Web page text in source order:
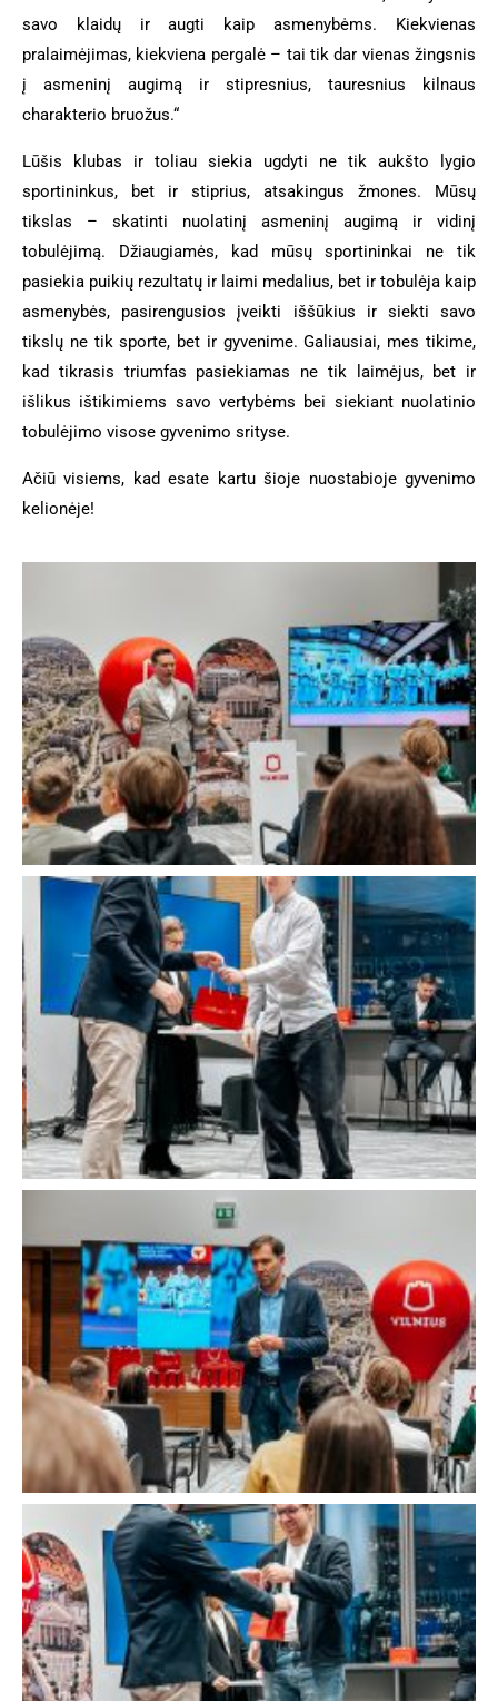
savo klaidų ir augti kaip asmenybėms. Kiekvienas
pralaimėjimas, kiekviena pergalė – tai tik dar vienas žingsnis
į asmeninį augimą ir stipresnius, tauresnius kilnaus
charakterio bruožus.“
Lūšis klubas ir toliau siekia ugdyti ne tik aukšto lygio
sportininkus, bet ir stiprius, atsakingus žmones. Mūsų
tikslas – skatinti nuolatinį asmeninį augimą ir vidinį
tobulėjimą. Džiaugiamės, kad mūsų sportininkai ne tik
pasiekia puikių rezultatų ir laimi medalius, bet ir tobulėja kaip
asmenybės, pasirengusios įveikti iššūkius ir siekti savo
tikslų ne tik sporte, bet ir gyvenime. Galiausiai, mes tikime,
kad tikrasis triumfas pasiekiamas ne tik laimėjus, bet ir
išlikus ištikimiems savo vertybėms bei siekiant nuolatinio
tobulėjimo visose gyvenimo srityse.
Ačiū visiems, kad esate kartu šioje nuostabioje gyvenimo
kelionėje!